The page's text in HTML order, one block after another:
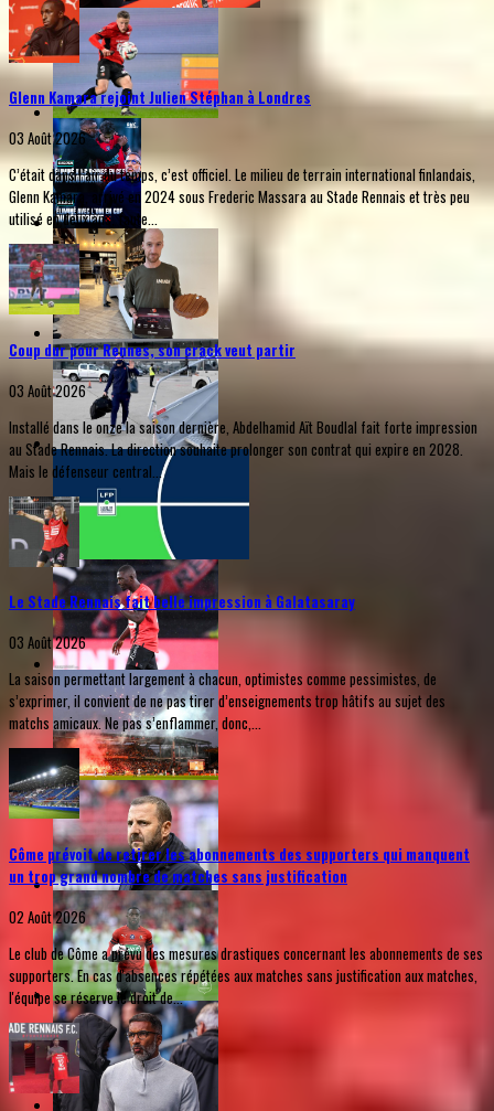
Glenn Kamara rejoint Julien Stéphan à Londres
03 Août 2026
C’était dans l’air du temps, c’est officiel. Le milieu de terrain international finlandais,
Glenn Kamara, arrivé en 2024 sous Frederic Massara au Stade Rennais et très peu
utilisé en deux ans, faute...
Coup dur pour Rennes, son crack veut partir
03 Août 2026
Installé dans le onze la saison dernière, Abdelhamid Aït Boudlal fait forte impression
au Stade Rennais. La direction souhaite prolonger son contrat qui expire en 2028.
Mais le défenseur central...
Le Stade Rennais fait belle impression à Galatasaray
03 Août 2026
La saison permettant largement à chacun, optimistes comme pessimistes, de
s’exprimer, il convient de ne pas tirer d’enseignements trop hâtifs au sujet des
matchs amicaux. Ne pas s’enflammer, donc,...
Côme prévoit de retirer les abonnements des supporters qui manquent
un trop grand nombre de matches sans justification
02 Août 2026
Le club de Côme a prévu des mesures drastiques concernant les abonnements de ses
supporters. En cas d'absences répétées aux matches sans justification aux matches,
l'équipe se réserve le droit de...